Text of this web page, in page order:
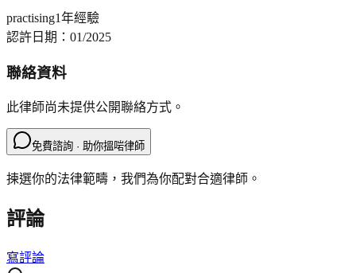
practising1年經驗
認許日期： 01/2025
聯絡資料
此律師尚未提供公開聯絡方式。
免費諮詢 · 助你搵啱律師
揀選你的法律範疇，我們為你配對合適律師。
評論
寫評論